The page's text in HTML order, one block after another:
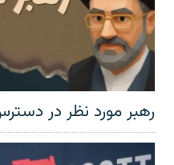
رهبر مورد نظر در